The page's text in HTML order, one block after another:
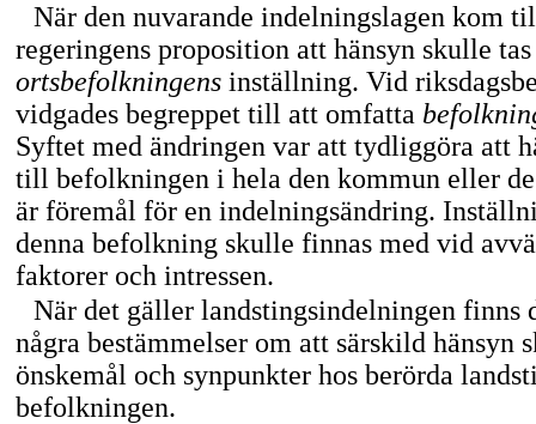
När den nuvarande indelningslagen kom
regeringens proposition att hänsyn skulle
ortsbefolkningens inställning. Vid
vidgades begreppet till att omfatta
Syftet med ändringen var att tydliggöra att
till befolkningen i hela den kommun eller
är föremål för en indelningsändring.
denna befolkning skulle finnas med vid
faktorer och intressen.
När det gäller landstingsindelningen finns
några bestämmelser om att särskild hänsyn
önskemål och synpunkter hos berörda
befolkningen.